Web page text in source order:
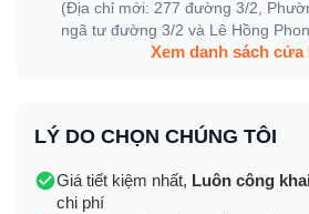
(Địa chỉ mới: 277 đường 3/2,
ngã tư đường 3/2 và Lê Hồng
Xem danh sách cửa
LÝ DO CHỌN CHÚNG TÔI
Giá tiết kiệm nhất, Luôn công khai
chi phí